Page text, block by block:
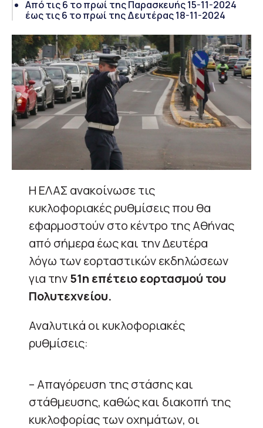
Από τις 6 το πρωί της Παρασκευής 15-11-2024
έως τις 6 το πρωί της Δευτέρας 18-11-2024
Η ΕΛΑΣ ανακοίνωσε τις
κυκλοφοριακές ρυθμίσεις που θα
εφαρμοστούν στο κέντρο της Αθήνας
από σήμερα έως και την Δευτέρα
λόγω των εορταστικών εκδηλώσεων
για την51η επέτειο εορτασμού του
Πολυτεχνείου.
Αναλυτικά οι κυκλοφοριακές
ρυθμίσεις:
– Απαγόρευση της στάσης και
στάθμευσης, καθώς και διακοπή της
κυκλοφορίας των οχημάτων, οι